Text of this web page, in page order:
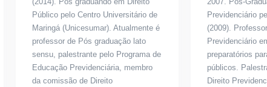
Público pelo Centro Universitário de
Maringá (Unicesumar). Atualmente é
professor de Pós graduação lato
sensu, palestrante pelo Programa de
Educação Previdenciária, membro
da comissão de Direito
Previdenciário
(2009).
Previdenciário
preparatórios
públicos.
Direito